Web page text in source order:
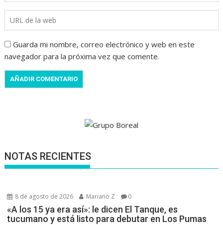
Guarda mi nombre, correo electrónico y web en este
navegador para la próxima vez que comente.
NOTAS RECIENTES
8 de agosto de 2026 Mariano Z 0
«A los 15 ya era así»: le dicen El Tanque, es
tucumano y está listo para debutar en Los Pumas